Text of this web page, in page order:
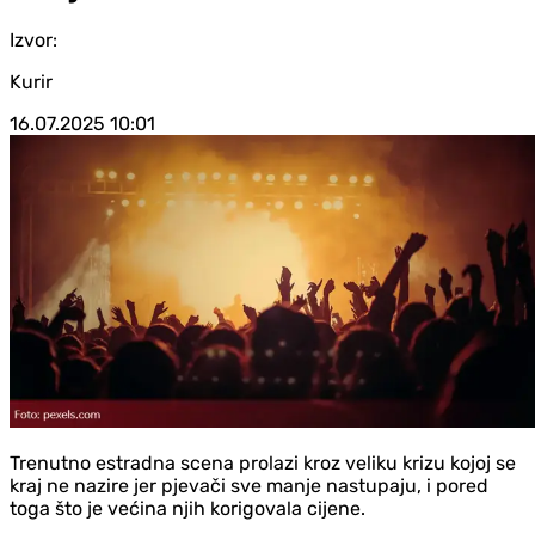
Izvor:
Kurir
16.07.2025 10:01
Trenutno estradna scena prolazi kroz veliku krizu kojoj se
kraj ne nazire jer pjevači sve manje nastupaju, i pored
toga što je većina njih korigovala cijene.